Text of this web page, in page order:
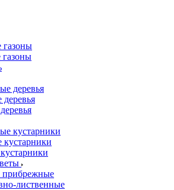
газоны
деревья
кустарники
лиственные